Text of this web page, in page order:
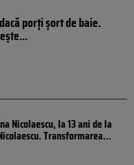
porți șort de baie.
Nicolaescu, la 13 ani de la
Transformarea...